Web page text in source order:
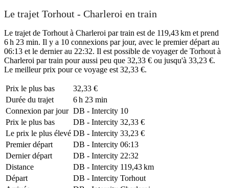
Le trajet Torhout - Charleroi en train
Le trajet de Torhout à Charleroi par train est de 119,43 km et prend
6 h 23 min. Il y a 10 connexions par jour, avec le premier départ au
06:13 et le dernier au 22:32. Il est possible de voyager de Torhout à
Charleroi par train pour aussi peu que 32,33 € ou jusqu'à 33,23 €.
Le meilleur prix pour ce voyage est 32,33 €.
Prix ​​le plus bas
32,33 €
Durée du trajet
6 h 23 min
Connexion par jour DB - Intercity 10
Prix ​​le plus bas
DB - Intercity 32,33 €
Le prix le plus élevé DB - Intercity 33,23 €
Premier départ
DB - Intercity 06:13
Dernier départ
DB - Intercity 22:32
Distance
DB - Intercity 119,43 km
Départ
DB - Intercity Torhout